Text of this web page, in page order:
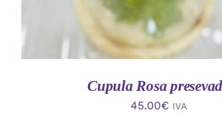
Cupula Rosa
45.00€ IVA